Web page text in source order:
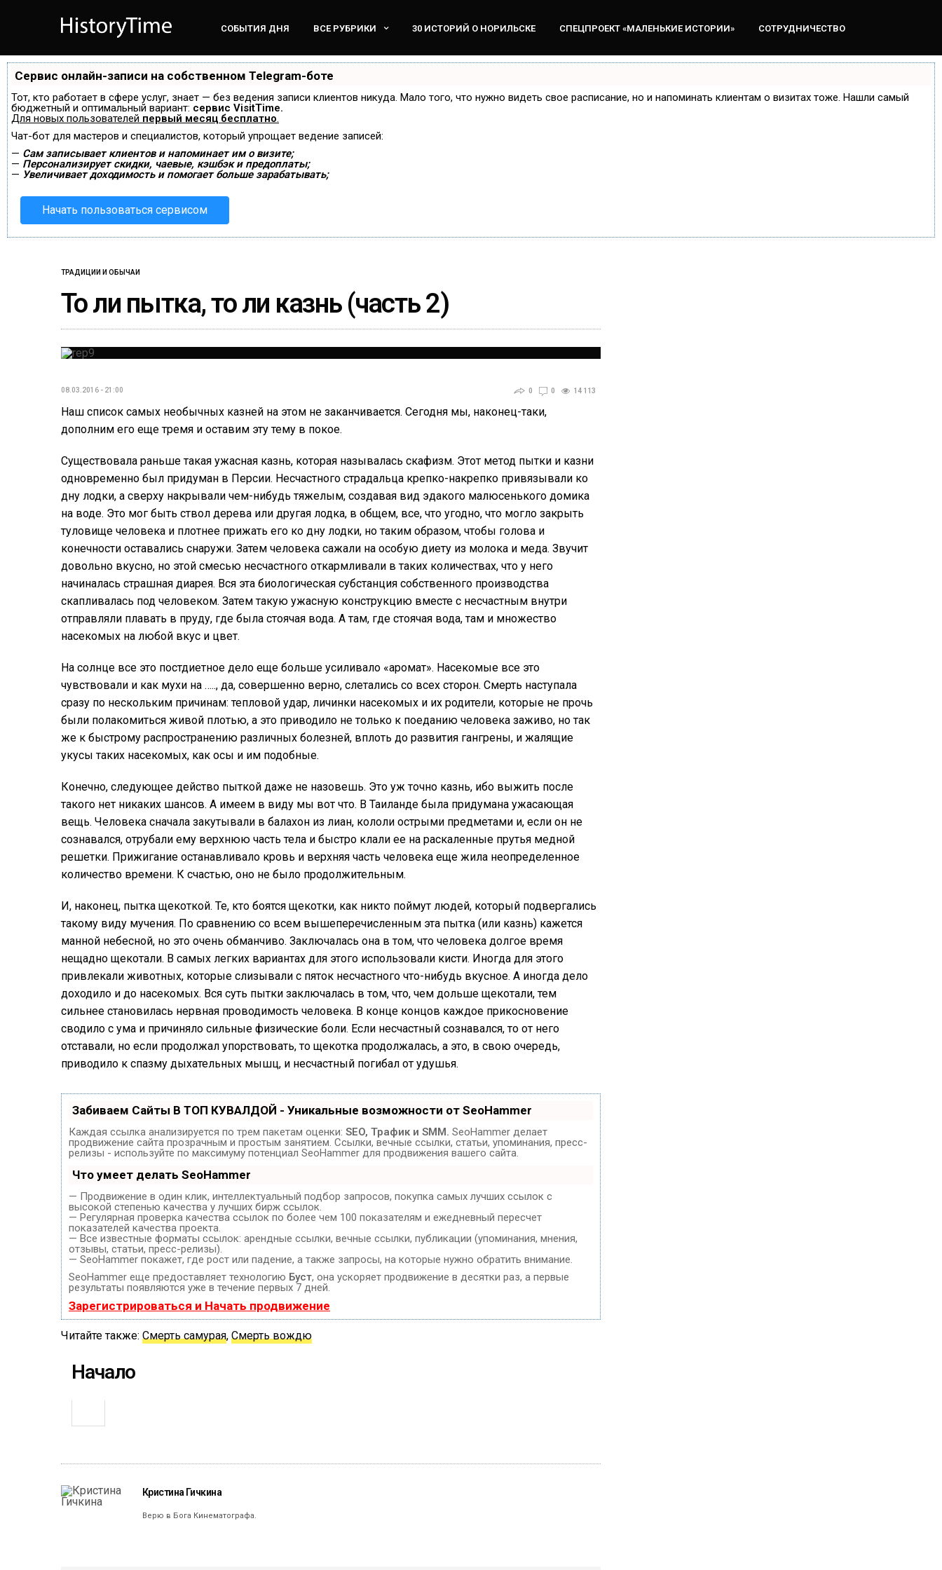
СОБЫТИЯ ДНЯ ВСЕ РУБРИКИ 30 ИСТОРИЙ О НОРИЛЬСКЕ СПЕЦПРОЕКТ «МАЛЕНЬКИЕ ИСТОРИИ» СОТРУДНИЧЕСТВО
Сервис онлайн-записи на собственном Telegram-боте
Тот, кто работает в сфере услуг, знает — без ведения записи клиентов никуда. Мало того, что нужно видеть свое расписание, но и напоминать клиентам о визитах тоже. Нашли самый
бюджетный и оптимальный вариант: сервис VisitTime.
Для новых пользователей первый месяц бесплатно.
Чат-бот для мастеров и специалистов, который упрощает ведение записей:
— Сам записывает клиентов и напоминает им о визите;
— Персонализирует скидки, чаевые, кэшбэк и предоплаты;
— Увеличивает доходимость и помогает больше зарабатывать;
Начать пользоваться сервисом
ТРАДИЦИИ И ОБЫЧАИ
То ли пытка, то ли казнь (часть 2)
08.03.2016 - 21:00 0 0 14 113
Наш список самых необычных казней на этом не заканчивается. Сегодня мы, наконец-таки,
дополним его еще тремя и оставим эту тему в покое.
Существовала раньше такая ужасная казнь, которая называлась скафизм. Этот метод пытки и казни
одновременно был придуман в Персии. Несчастного страдальца крепко-накрепко привязывали ко
дну лодки, а сверху накрывали чем-нибудь тяжелым, создавая вид эдакого малюсенького домика
на воде. Это мог быть ствол дерева или другая лодка, в общем, все, что угодно, что могло закрыть
туловище человека и плотнее прижать его ко дну лодки, но таким образом, чтобы голова и
конечности оставались снаружи. Затем человека сажали на особую диету из молока и меда. Звучит
довольно вкусно, но этой смесью несчастного откармливали в таких количествах, что у него
начиналась страшная диарея. Вся эта биологическая субстанция собственного производства
скапливалась под человеком. Затем такую ужасную конструкцию вместе с несчастным внутри
отправляли плавать в пруду, где была стоячая вода. А там, где стоячая вода, там и множество
насекомых на любой вкус и цвет.
На солнце все это постдиетное дело еще больше усиливало «аромат». Насекомые все это
чувствовали и как мухи на ….., да, совершенно верно, слетались со всех сторон. Смерть наступала
сразу по нескольким причинам: тепловой удар, личинки насекомых и их родители, которые не прочь
были полакомиться живой плотью, а это приводило не только к поеданию человека заживо, но так
же к быстрому распространению различных болезней, вплоть до развития гангрены, и жалящие
укусы таких насекомых, как осы и им подобные.
Конечно, следующее действо пыткой даже не назовешь. Это уж точно казнь, ибо выжить после
такого нет никаких шансов. А имеем в виду мы вот что. В Таиланде была придумана ужасающая
вещь. Человека сначала закутывали в балахон из лиан, кололи острыми предметами и, если он не
сознавался, отрубали ему верхнюю часть тела и быстро клали ее на раскаленные прутья медной
решетки. Прижигание останавливало кровь и верхняя часть человека еще жила неопределенное
количество времени. К счастью, оно не было продолжительным.
И, наконец, пытка щекоткой. Те, кто боятся щекотки, как никто поймут людей, который подвергались
такому виду мучения. По сравнению со всем вышеперечисленным эта пытка (или казнь) кажется
манной небесной, но это очень обманчиво. Заключалась она в том, что человека долгое время
нещадно щекотали. В самых легких вариантах для этого использовали кисти. Иногда для этого
привлекали животных, которые слизывали с пяток несчастного что-нибудь вкусное. А иногда дело
доходило и до насекомых. Вся суть пытки заключалась в том, что, чем дольше щекотали, тем
сильнее становилась нервная проводимость человека. В конце концов каждое прикосновение
сводило с ума и причиняло сильные физические боли. Если несчастный сознавался, то от него
отставали, но если продолжал упорствовать, то щекотка продолжалась, а это, в свою очередь,
приводило к спазму дыхательных мышц, и несчастный погибал от удушья.
Забиваем Сайты В ТОП КУВАЛДОЙ - Уникальные возможности от SeoHammer
Каждая ссылка анализируется по трем пакетам оценки: SEO, Трафик и SMM. SeoHammer делает
продвижение сайта прозрачным и простым занятием. Ссылки, вечные ссылки, статьи, упоминания, пресс-
релизы - используйте по максимуму потенциал SeoHammer для продвижения вашего сайта.
Что умеет делать SeoHammer
— Продвижение в один клик, интеллектуальный подбор запросов, покупка самых лучших ссылок с
высокой степенью качества у лучших бирж ссылок.
— Регулярная проверка качества ссылок по более чем 100 показателям и ежедневный пересчет
показателей качества проекта.
— Все известные форматы ссылок: арендные ссылки, вечные ссылки, публикации (упоминания, мнения,
отзывы, статьи, пресс-релизы).
— SeoHammer покажет, где рост или падение, а также запросы, на которые нужно обратить внимание.
SeoHammer еще предоставляет технологию Буст, она ускоряет продвижение в десятки раз, а первые
результаты появляются уже в течение первых 7 дней.
Зарегистрироваться и Начать продвижение
Читайте также: Смерть самурая, Смерть вождю
Начало
Кристина Гичкина
Верю в Бога Кинематографа.